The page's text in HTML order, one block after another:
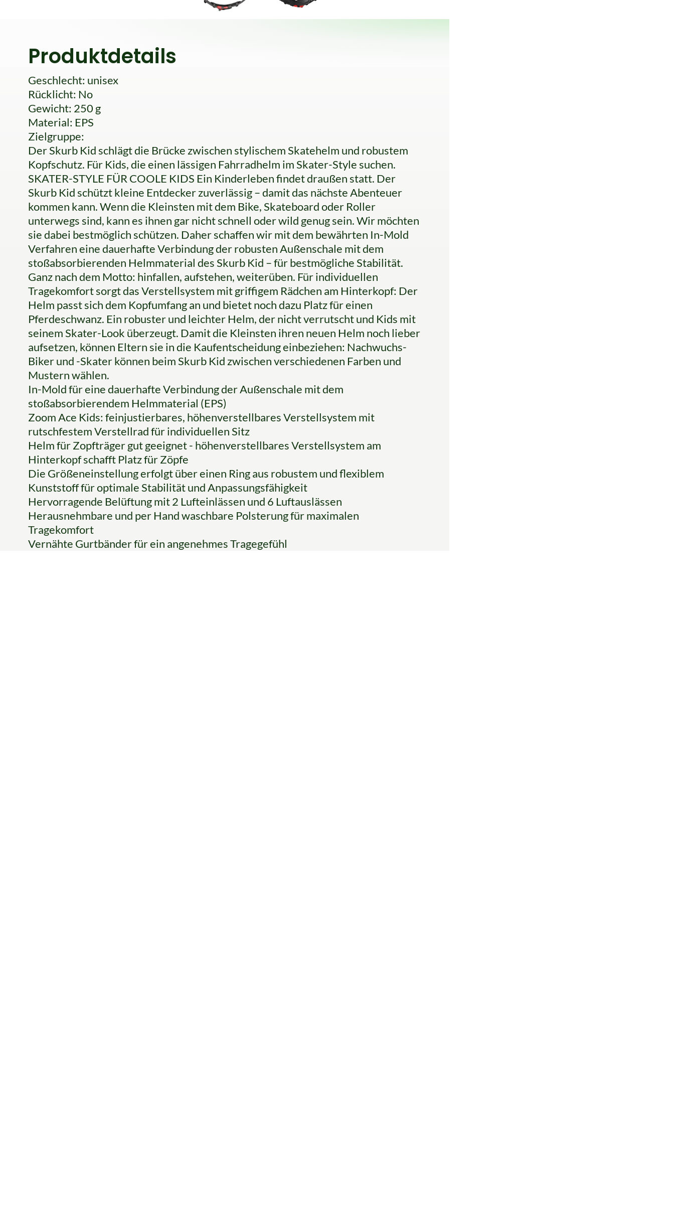
Produktdetails
Geschlecht: unisex
Rücklicht: No
Gewicht: 250 g
Material: EPS
Zielgruppe:
Der Skurb Kid schlägt die Brücke zwischen stylischem Skatehelm und robustem
Kopfschutz. Für Kids, die einen lässigen Fahrradhelm im Skater-Style suchen.
SKATER-STYLE FÜR COOLE KIDS Ein Kinderleben findet draußen statt. Der
Skurb Kid schützt kleine Entdecker zuverlässig – damit das nächste Abenteuer
kommen kann. Wenn die Kleinsten mit dem Bike, Skateboard oder Roller
unterwegs sind, kann es ihnen gar nicht schnell oder wild genug sein. Wir möchten
sie dabei bestmöglich schützen. Daher schaffen wir mit dem bewährten In-Mold
Verfahren eine dauerhafte Verbindung der robusten Außenschale mit dem
stoßabsorbierenden Helmmaterial des Skurb Kid – für bestmögliche Stabilität.
Ganz nach dem Motto: hinfallen, aufstehen, weiterüben. Für individuellen
Tragekomfort sorgt das Verstellsystem mit griffigem Rädchen am Hinterkopf: Der
Helm passt sich dem Kopfumfang an und bietet noch dazu Platz für einen
Pferdeschwanz. Ein robuster und leichter Helm, der nicht verrutscht und Kids mit
seinem Skater-Look überzeugt. Damit die Kleinsten ihren neuen Helm noch lieber
aufsetzen, können Eltern sie in die Kaufentscheidung einbeziehen: Nachwuchs-
Biker und -Skater können beim Skurb Kid zwischen verschiedenen Farben und
Mustern wählen.
In-Mold für eine dauerhafte Verbindung der Außenschale mit dem
stoßabsorbierendem Helmmaterial (EPS)
Zoom Ace Kids: feinjustierbares, höhenverstellbares Verstellsystem mit
rutschfestem Verstellrad für individuellen Sitz
Helm für Zopfträger gut geeignet - höhenverstellbares Verstellsystem am
Hinterkopf schafft Platz für Zöpfe
Die Größeneinstellung erfolgt über einen Ring aus robustem und flexiblem
Kunststoff für optimale Stabilität und Anpassungsfähigkeit
Hervorragende Belüftung mit 2 Lufteinlässen und 6 Luftauslässen
Herausnehmbare und per Hand waschbare Polsterung für maximalen
Tragekomfort
Vernähte Gurtbänder für ein angenehmes Tragegefühl